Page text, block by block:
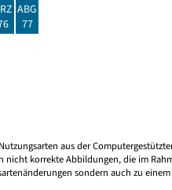
ABG
77
aus der
korrekte Abbildungen, die im
sondern auch zu